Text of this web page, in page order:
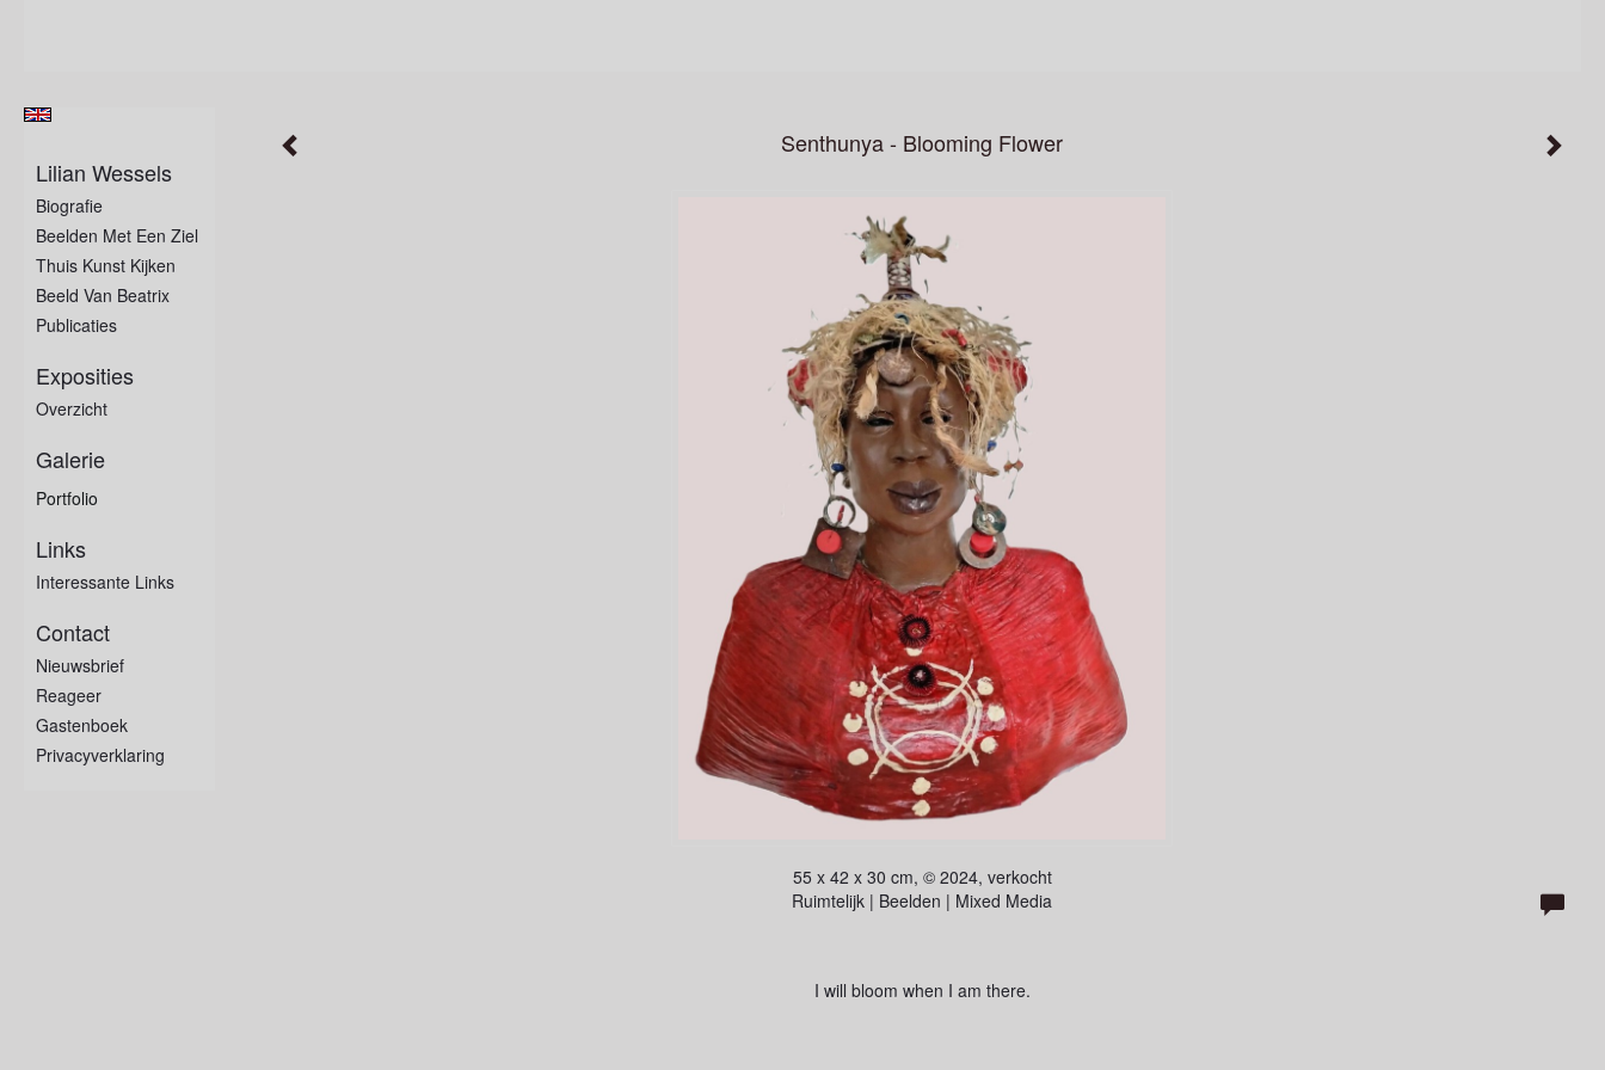
Senthunya - Blooming Flower
55 x 42 x 30 cm, © 2024, verkocht
Ruimtelijk | Beelden | Mixed Media
I will bloom when I am there.
Lilian Wessels
Biografie
Beelden Met Een Ziel
Thuis Kunst Kijken
Beeld Van Beatrix
Publicaties
Exposities
Overzicht
Galerie
Portfolio
Links
Interessante Links
Contact
Nieuwsbrief
Reageer
Gastenboek
Privacyverklaring